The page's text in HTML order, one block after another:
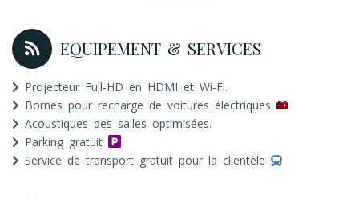
EQUIPEMENT & SERVICES
Projecteur Full-HD en HDMI et Wi-Fi.
Bornes pour recharge de voitures électriques
Acoustiques des salles optimisées.
Parking gratuit
Service de transport gratuit pour la clientèle